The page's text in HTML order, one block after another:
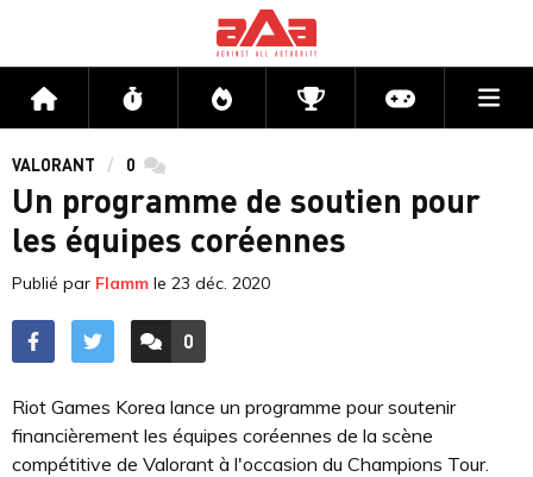
Accueil Flux Directs CompétitionsActu jeux
VALORANT 0 commentaires
Un programme de soutien pour
les équipes coréennes
Publié par Flamm le 23 déc. 2020
ACCÉDER AUX
0
COMMENTAIRES
Riot Games Korea lance un programme pour soutenir
financièrement les équipes coréennes de la scène
compétitive de Valorant à l'occasion du Champions Tour.